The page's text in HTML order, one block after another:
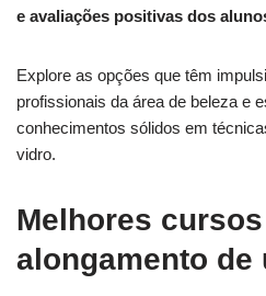
e avaliações positivas dos
Explore as opções que têm
profissionais da área de beleza e
conhecimentos sólidos em
vidro.
Melhores
alongamento de